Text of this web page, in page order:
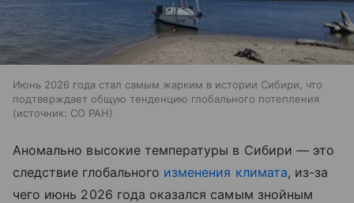
Июнь 2026 года стал самым жарким в истории Сибири, что
подтверждает общую тенденцию глобального потепления
источник: СО РАН
Аномально высокие температуры в Сибири — это
следствие глобального изменения климата, из-за
чего июнь 2026 года оказался самым знойным